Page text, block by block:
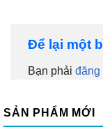
Để lại một
Bạn phải đăng
SẢN PHẨM MỚI